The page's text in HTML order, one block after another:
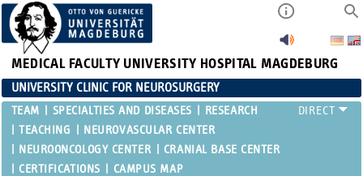
MEDICAL FACULTY UNIVERSITY HOSPITAL MAGDEBURG
UNIVERSITY CLINIC FOR NEUROSURGERY
TEAM SPECIALTIES AND DISEASES
RESEARCH
TEACHING
NEUROVASCULAR CENTER
NEUROONCOLOGY CENTER
CRANIAL BASE CENTER
CERTIFICATIONS
CAMPUS MAP